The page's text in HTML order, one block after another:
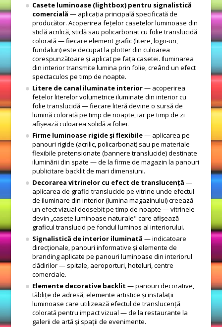
Casete luminoase (lightbox) pentru signalistică
comercială — aplicația principală specificată de
producător. Acoperirea fețelor casetelor luminoase din
sticlă acrilică, sticlă sau policarbonat cu folie translucidă
colorată — fiecare element grafic (litere, logo-uri,
fundaluri) este decupat la plotter din culoarea
corespunzătoare și aplicat pe fața casetei. Iluminarea
din interior transmite lumina prin folie, creând un efect
spectaculos pe timp de noapte.
Litere de canal iluminate interior— acoperirea
fețelor literelor volumetrice iluminate din interior cu
folie translucidă — fiecare literă devine o sursă de
lumină colorată pe timp de noapte, iar pe timp de zi
afișează culoarea solidă a foliei.
Firme luminoase rigide și flexibile— aplicarea pe
panouri rigide (acrilic, policarbonat) sau pe materiale
flexibile pretensionate (bannere translucide) destinate
iluminării din spate — de la firme de magazin la panouri
publicitare backlit de mari dimensiuni.
Decorarea vitrinelor cu efect de translucență —
aplicarea de grafici translucide pe vitrine unde efectul
de iluminare din interior (lumina magazinului) creează
un efect vizual deosebit pe timp de noapte — vitrinele
devin „casete luminoase naturale" care afișează
graficul translucid pe fondul luminos al interiorului.
Signalistică de interior iluminată — indicatoare
direcționale, panouri informative și elemente de
branding aplicate pe panouri luminoase din interiorul
clădirilor — spitale, aeroporturi, hoteluri, centre
comerciale.
Elemente decorative backlit — panouri decorative,
tăblițe de adresă, elemente artistice și instalații
luminoase care utilizează efectul de translucență
colorată pentru impact vizual — de la restaurante la
galerii de artă și spații de evenimente.